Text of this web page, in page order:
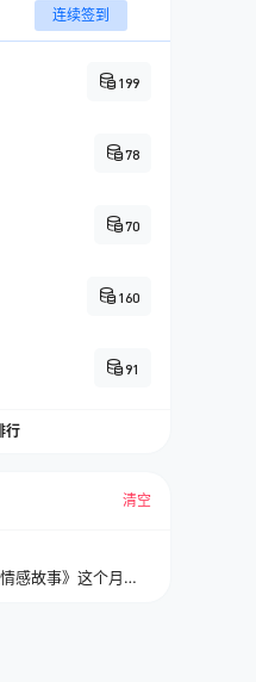
连续签到
199
78
70
160
91
行
清空
感故事》这个月我